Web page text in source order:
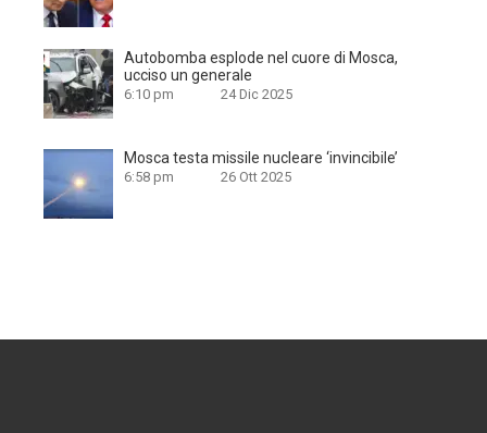
Autobomba esplode nel cuore di Mosca,
ucciso un generale
6:10 pm 24 Dic 2025
Mosca testa missile nucleare ‘invincibile’
6:58 pm 26 Ott 2025